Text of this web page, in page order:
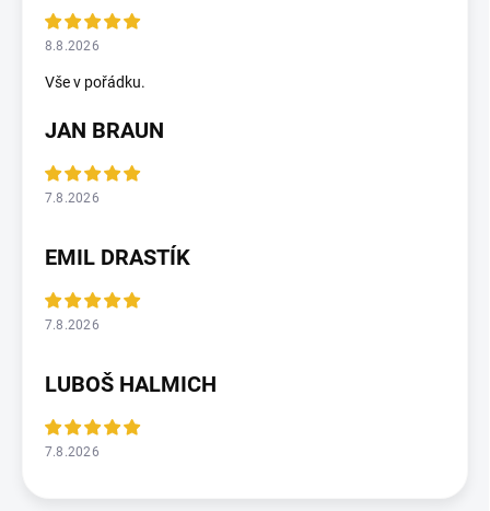
8.8.2026
Vše v pořádku.
JAN BRAUN
7.8.2026
EMIL DRASTÍK
7.8.2026
LUBOŠ HALMICH
7.8.2026